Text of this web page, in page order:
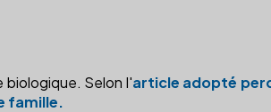
biologique. Selon l'article adopté
famille.